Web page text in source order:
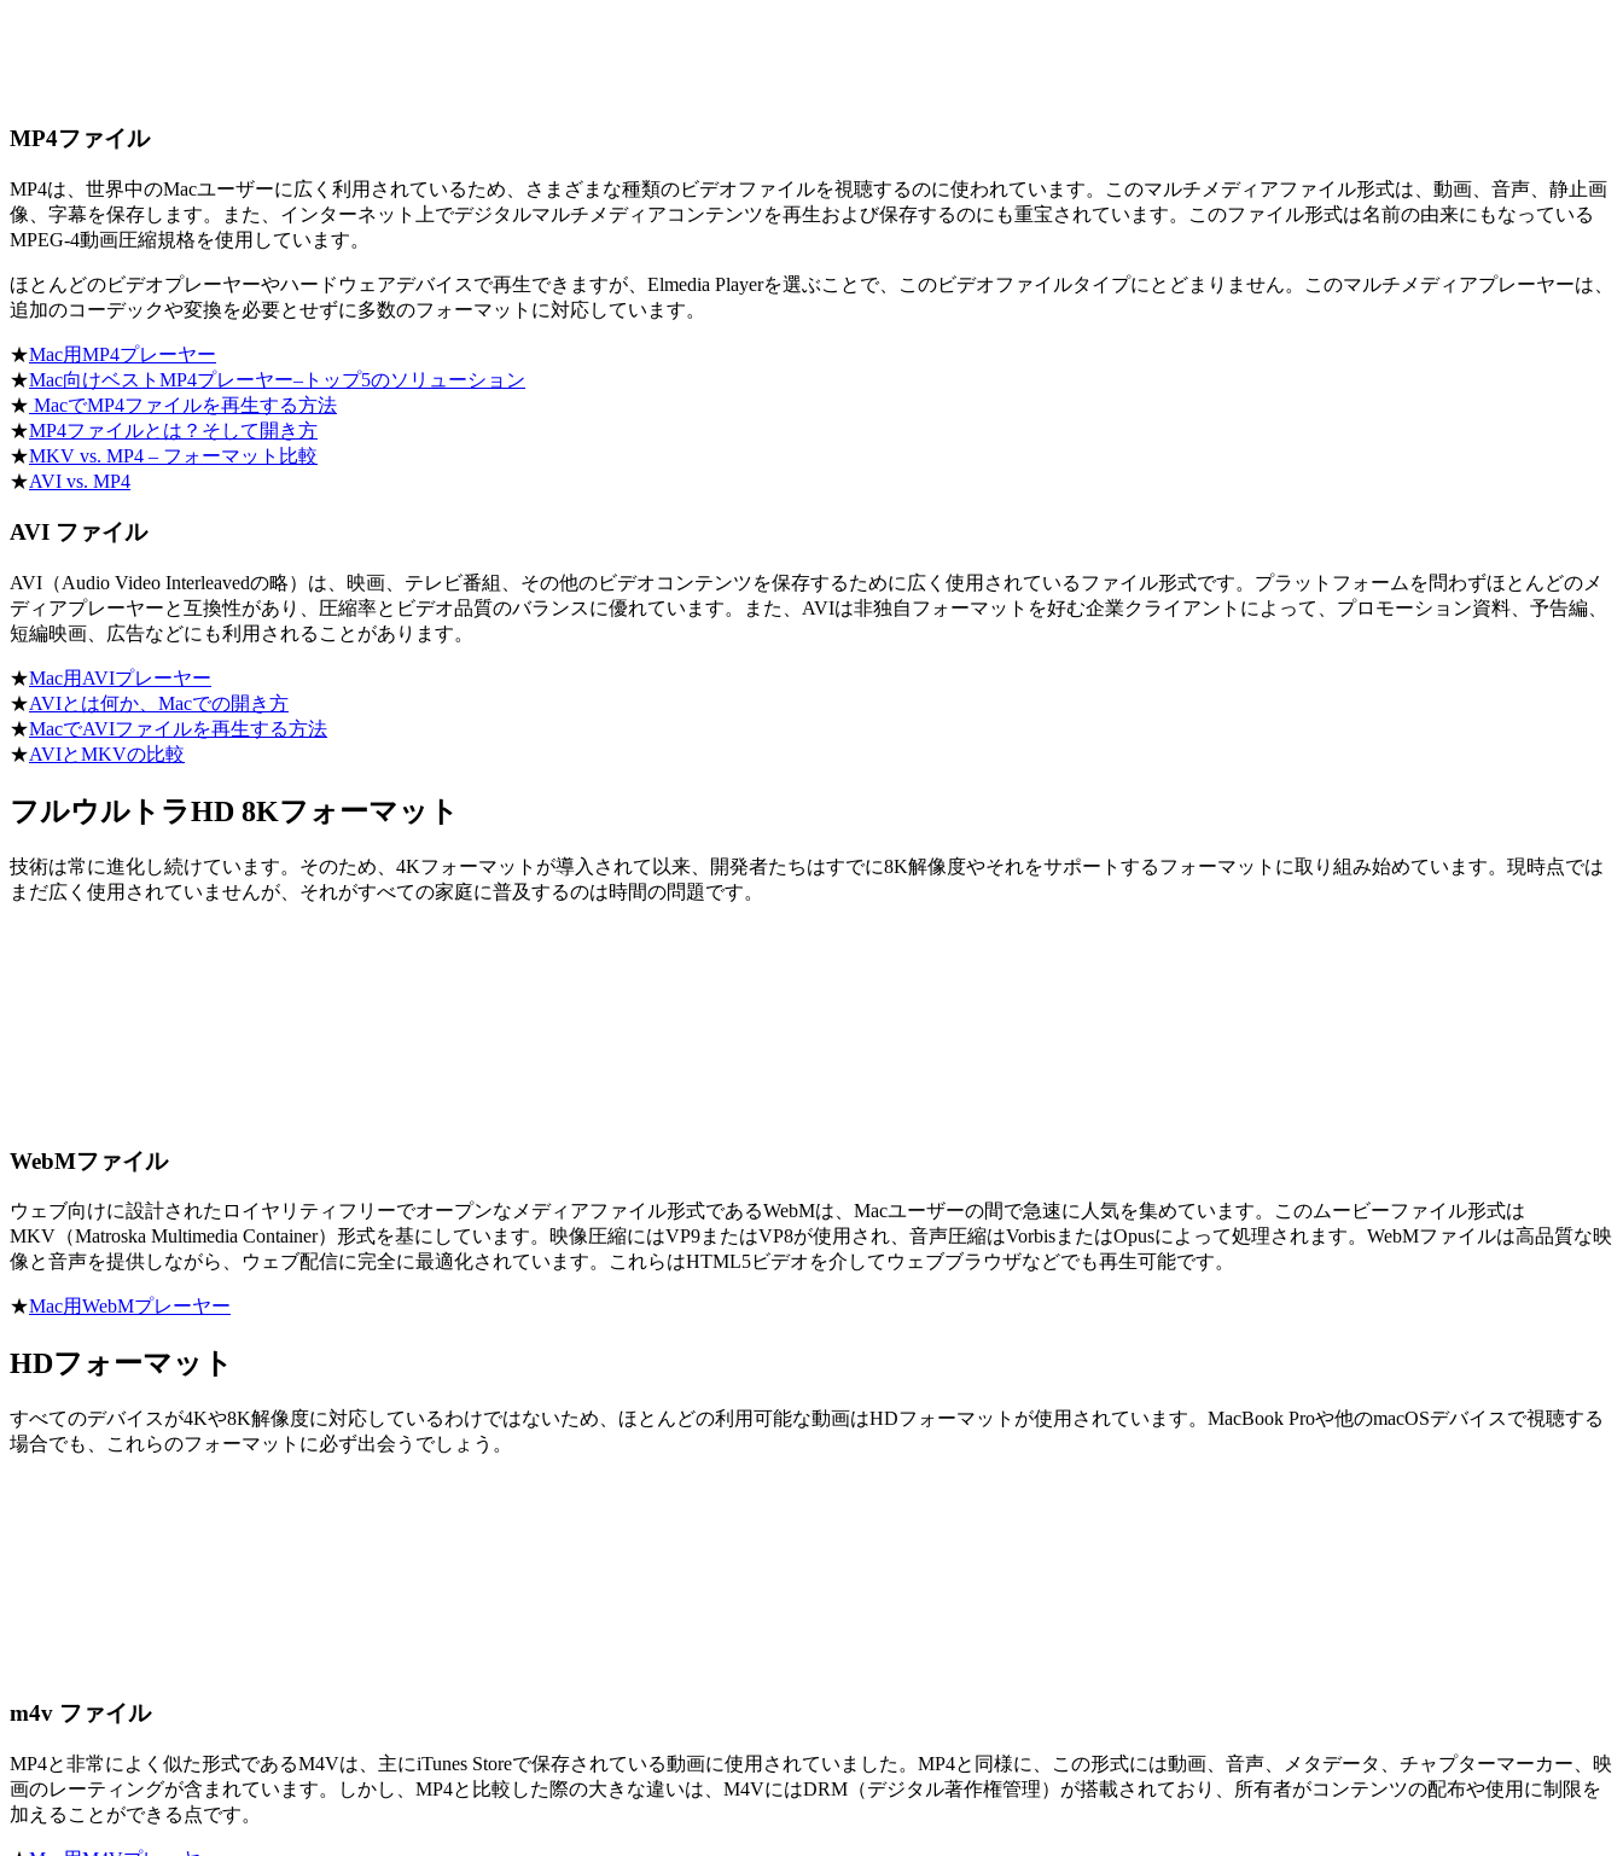
MP4ファイル
MP4は、世界中のMacユーザーに広く利用されているため、さまざまな種類のビデオファイルを視聴するのに使われています。このマルチメディアファイル形式は、動画、音声、静止画
像、字幕を保存します。また、インターネット上でデジタルマルチメディアコンテンツを再生および保存するのにも重宝されています。このファイル形式は名前の由来にもなっている
MPEG-4動画圧縮規格を使用しています。
ほとんどのビデオプレーヤーやハードウェアデバイスで再生できますが、Elmedia Playerを選ぶことで、このビデオファイルタイプにとどまりません。このマルチメディアプレーヤーは、
追加のコーデックや変換を必要とせずに多数のフォーマットに対応しています。
★Mac用MP4プレーヤー
★Mac向けベストMP4プレーヤー–トップ5のソリューション
★ MacでMP4ファイルを再生する方法
★MP4ファイルとは？そして開き方
★MKV vs. MP4 – フォーマット比較
★AVI vs. MP4
AVI ファイル
AVI（Audio Video Interleavedの略）は、映画、テレビ番組、その他のビデオコンテンツを保存するために広く使用されているファイル形式です。プラットフォームを問わずほとんどのメ
ディアプレーヤーと互換性があり、圧縮率とビデオ品質のバランスに優れています。また、AVIは非独自フォーマットを好む企業クライアントによって、プロモーション資料、予告編、
短編映画、広告などにも利用されることがあります。
★Mac用AVIプレーヤー
★AVIとは何か、Macでの開き方
★MacでAVIファイルを再生する方法
★AVIとMKVの比較
フルウルトラHD 8Kフォーマット
技術は常に進化し続けています。そのため、4Kフォーマットが導入されて以来、開発者たちはすでに8K解像度やそれをサポートするフォーマットに取り組み始めています。現時点では
まだ広く使用されていませんが、それがすべての家庭に普及するのは時間の問題です。
WebMファイル
ウェブ向けに設計されたロイヤリティフリーでオープンなメディアファイル形式であるWebMは、Macユーザーの間で急速に人気を集めています。このムービーファイル形式は
MKV（Matroska Multimedia Container）形式を基にしています。映像圧縮にはVP9またはVP8が使用され、音声圧縮はVorbisまたはOpusによって処理されます。WebMファイルは高品質な映
像と音声を提供しながら、ウェブ配信に完全に最適化されています。これらはHTML5ビデオを介してウェブブラウザなどでも再生可能です。
★Mac用WebMプレーヤー
HDフォーマット
すべてのデバイスが4Kや8K解像度に対応しているわけではないため、ほとんどの利用可能な動画はHDフォーマットが使用されています。MacBook Proや他のmacOSデバイスで視聴する
場合でも、これらのフォーマットに必ず出会うでしょう。
m4v ファイル
MP4と非常によく似た形式であるM4Vは、主にiTunes Storeで保存されている動画に使用されていました。MP4と同様に、この形式には動画、音声、メタデータ、チャプターマーカー、映
画のレーティングが含まれています。しかし、MP4と比較した際の大きな違いは、M4VにはDRM（デジタル著作権管理）が搭載されており、所有者がコンテンツの配布や使用に制限を
加えることができる点です。